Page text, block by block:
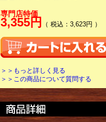
専門店特価
3,355円 （ 税込：3,623円 ）
＞＞もっと詳しく見る
＞＞この商品について質問する